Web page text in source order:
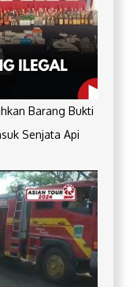
Barang Bukti
Senjata Api